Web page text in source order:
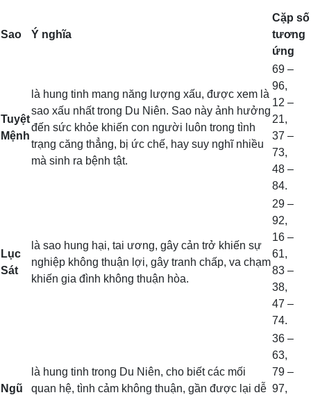
Sao Ý nghĩa
Cặp số
tương
ứng
Tuyệt
Mệnh
là hung tinh mang năng lượng xấu, được xem là
sao xấu nhất trong Du Niên. Sao này ảnh hưởng
đến sức khỏe khiến con người luôn trong tình
trạng căng thẳng, bị ức chế, hay suy nghĩ nhiều
mà sinh ra bệnh tật.
69 –
96,
12 –
21,
37 –
73,
48 –
84.
Lục
Sát
là sao hung hại, tai ương, gây cản trở khiến sự
nghiệp không thuận lợi, gây tranh chấp, va chạm
khiến gia đình không thuận hòa.
29 –
92,
16 –
61,
83 –
38,
47 –
74.
Ngũ
là hung tinh trong Du Niên, cho biết các mối
quan hệ, tình cảm không thuận, gần được lại dễ
36 –
63,
79 –
97,